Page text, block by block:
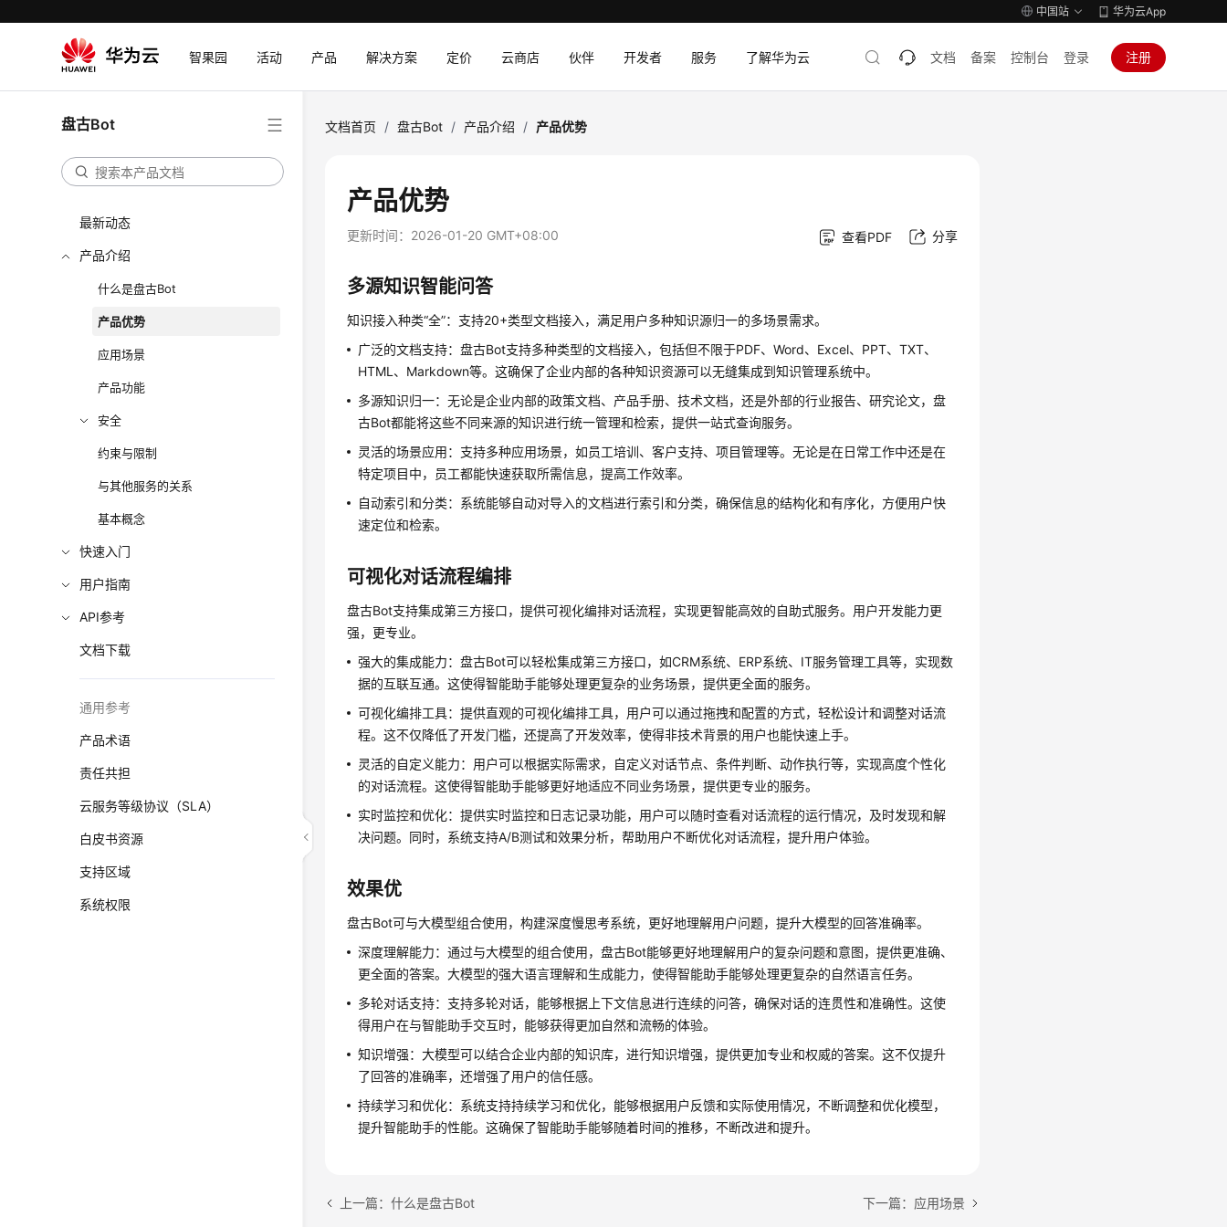
中国站 华为云App
智果园 活动 产品 解决方案 定价 云商店 伙伴 开发者 服务 了解华为云 文档 备案 控制台 登录 注册
盘古Bot
最新动态
产品介绍
什么是盘古Bot
产品优势
应用场景
产品功能
安全
约束与限制
与其他服务的关系
基本概念
快速入门
用户指南
API参考
文档下载
通用参考
产品术语
责任共担
云服务等级协议（SLA）
白皮书资源
支持区域
系统权限
文档首页 / 盘古Bot / 产品介绍 / 产品优势
产品优势
更新时间： 2026-01-20 GMT+08:00 查看PDF 分享
多源知识智能问答
知识接入种类“全”：支持20+类型文档接入，满足用户多种知识源归一的多场景需求。
广泛的文档支持：盘古Bot支持多种类型的文档接入，包括但不限于PDF、Word、Excel、PPT、TXT、
HTML、Markdown等。这确保了企业内部的各种知识资源可以无缝集成到知识管理系统中。
多源知识归一：无论是企业内部的政策文档、产品手册、技术文档，还是外部的行业报告、研究论文，盘
古Bot都能将这些不同来源的知识进行统一管理和检索，提供一站式查询服务。
灵活的场景应用：支持多种应用场景，如员工培训、客户支持、项目管理等。无论是在日常工作中还是在
特定项目中，员工都能快速获取所需信息，提高工作效率。
自动索引和分类：系统能够自动对导入的文档进行索引和分类，确保信息的结构化和有序化，方便用户快
速定位和检索。
可视化对话流程编排
盘古Bot支持集成第三方接口，提供可视化编排对话流程，实现更智能高效的自助式服务。用户开发能力更
强，更专业。
强大的集成能力：盘古Bot可以轻松集成第三方接口，如CRM系统、ERP系统、IT服务管理工具等，实现数
据的互联互通。这使得智能助手能够处理更复杂的业务场景，提供更全面的服务。
可视化编排工具：提供直观的可视化编排工具，用户可以通过拖拽和配置的方式，轻松设计和调整对话流
程。这不仅降低了开发门槛，还提高了开发效率，使得非技术背景的用户也能快速上手。
灵活的自定义能力：用户可以根据实际需求，自定义对话节点、条件判断、动作执行等，实现高度个性化
的对话流程。这使得智能助手能够更好地适应不同业务场景，提供更专业的服务。
实时监控和优化：提供实时监控和日志记录功能，用户可以随时查看对话流程的运行情况，及时发现和解
决问题。同时，系统支持A/B测试和效果分析，帮助用户不断优化对话流程，提升用户体验。
效果优
盘古Bot可与大模型组合使用，构建深度慢思考系统，更好地理解用户问题，提升大模型的回答准确率。
深度理解能力：通过与大模型的组合使用，盘古Bot能够更好地理解用户的复杂问题和意图，提供更准确、
更全面的答案。大模型的强大语言理解和生成能力，使得智能助手能够处理更复杂的自然语言任务。
多轮对话支持：支持多轮对话，能够根据上下文信息进行连续的问答，确保对话的连贯性和准确性。这使
得用户在与智能助手交互时，能够获得更加自然和流畅的体验。
知识增强：大模型可以结合企业内部的知识库，进行知识增强，提供更加专业和权威的答案。这不仅提升
了回答的准确率，还增强了用户的信任感。
持续学习和优化：系统支持持续学习和优化，能够根据用户反馈和实际使用情况，不断调整和优化模型，
提升智能助手的性能。这确保了智能助手能够随着时间的推移，不断改进和提升。
上一篇：什么是盘古Bot 下一篇：应用场景